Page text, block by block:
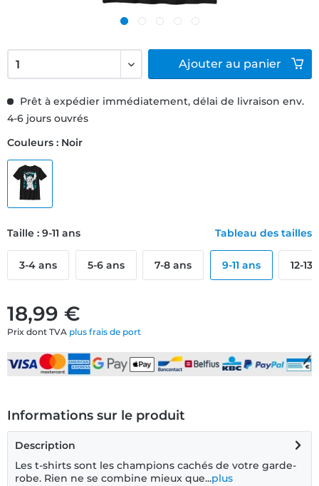
18,99 €
Prix dont TVA plus frais de port
Prêt à expédier immédiatement, délai de livraison env.
4-6 jours ouvrés
Couleurs : Noir
Taille : 9-11 ans Tableau des tailles
3-4 ans 5-6 ans 7-8 ans 9-11 ans 12-13
Ajouter au panier
Informations sur le produit
Description
Les t-shirts sont les champions cachés de votre garde-
robe. Rien ne se combine mieux que...plus